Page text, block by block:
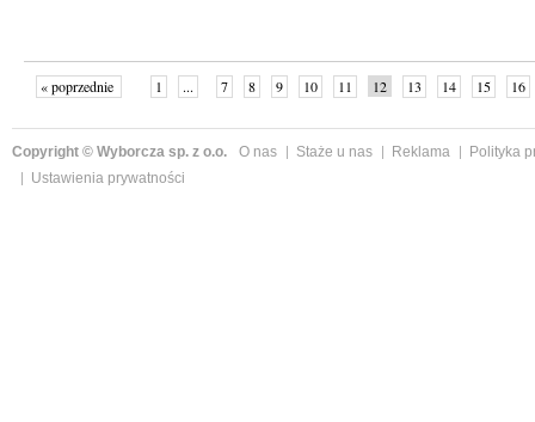
« poprzednie 1 ... 7 8 9 10 11 12 13 14 15 16
Copyright © Wyborcza sp. z o.o. O nas Staże u nas Reklama
Polityka
Ustawienia prywatności